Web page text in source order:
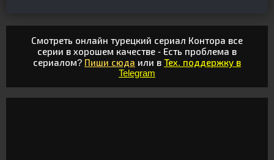
Смотреть онлайн турецкий сериал Контора все
серии в хорошем качестве - Есть проблема в
сериалом? Пиши сюда или в Тех. поддержку в
Telegram